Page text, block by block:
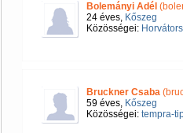
Bolemányi Adél
24 éves, Kőszeg
Közösségei:
Bruckner Csaba
59 éves, Kőszeg
Közösségei: tempra-